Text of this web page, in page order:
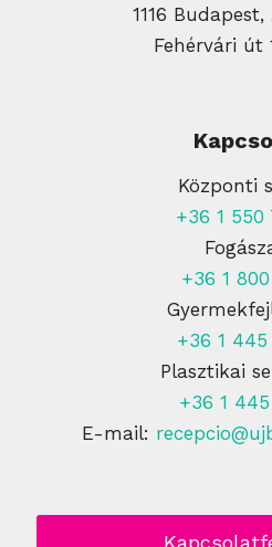
1116
Fehérvári út
Központi
+36 1 550
+36 1 800
+36 1 445
Plasztikai
+36 1
E-mail: